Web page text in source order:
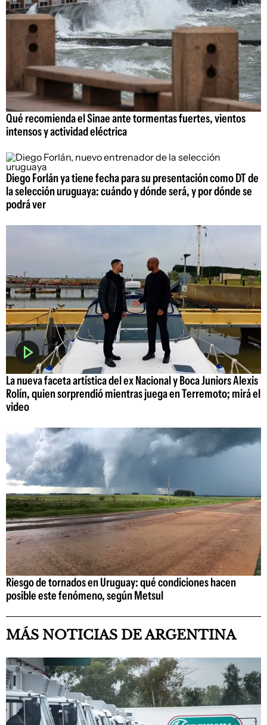
Qué recomienda el Sinae ante tormentas fuertes, vientos
intensos y actividad eléctrica
Diego Forlán ya tiene fecha para su presentación como DT de
la selección uruguaya: cuándo y dónde será, y por dónde se
podrá ver
La nueva faceta artística del ex Nacional y Boca Juniors Alexis
Rolín, quien sorprendió mientras juega en Terremoto; mirá el
video
Riesgo de tornados en Uruguay: qué condiciones hacen
posible este fenómeno, según Metsul
MÁS NOTICIAS DE ARGENTINA